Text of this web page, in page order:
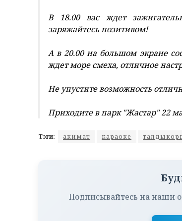
В 18.00 вас ждет
заряжайтесь позитивом!
А в 20.00 на большом экране
ждет море смеха, отличное
Не упустите возможность
Приходите в парк "Жастар" 22
Тэги: акимат караоке
Подписывайтесь на наши